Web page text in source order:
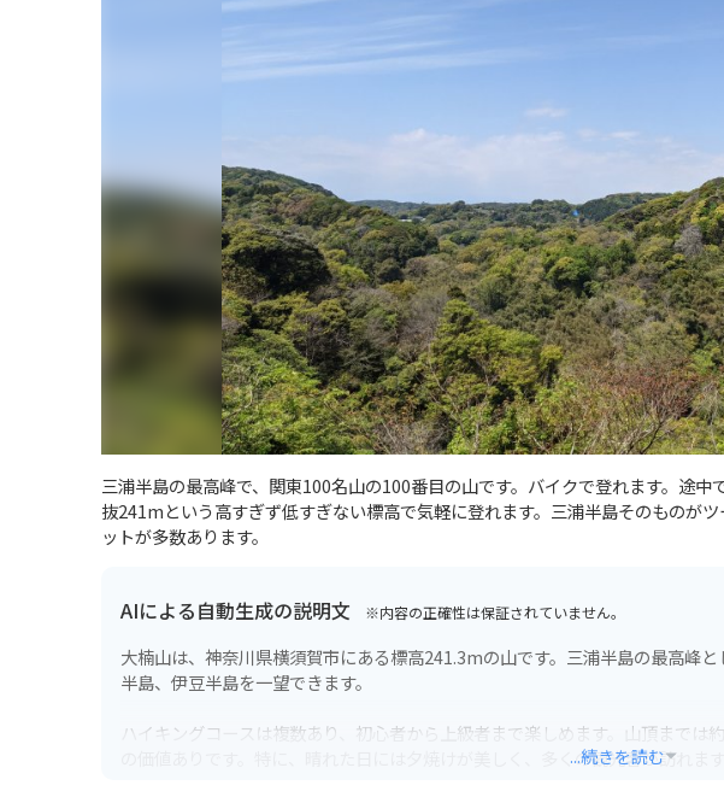
三浦半島の最高峰で、関東100名山の100番目の山です。バイクで登れます。途
抜241mという高すぎず低すぎない標高で気軽に登れます。三浦半島そのものが
ットが多数あります。
AIによる自動生成の説明文 ※内容の正確性は保証されていません。
大楠山は、神奈川県横須賀市にある標高241.3mの山です。三浦半島の最高峰
半島、伊豆半島を一望できます。
ハイキングコースは複数あり、初心者から上級者まで楽しめます。山頂までは
の価値ありです。特に、晴れた日には夕焼けが美しく、多くの観光客が訪れます
...続きを読む